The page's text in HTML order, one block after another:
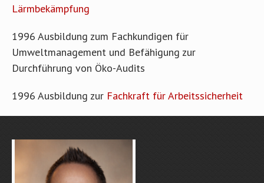
Lärmbekämpfung
1996 Ausbildung zum Fachkundigen für
Umweltmanagement und Befähigung zur
Durchführung von Öko-Audits
1996 Ausbildung zur Fachkraft für Arbeitssicherheit